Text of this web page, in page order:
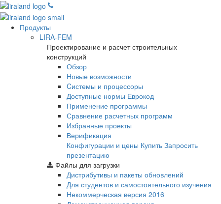
Продукты
LIRA-FEM
Проектирование и расчет строительных
конструкций
Обзор
Новые возможности
Cистемы и процессоры
Доступные нормы Еврокод
Применение программы
Сравнение расчетных программ
Избранные проекты
Верификация
Конфигурации и цены Купить Запросить
презентацию
Файлы для загрузки
Дистрибутивы и пакеты обновлений
Для студентов и самостоятельного изучения
Некоммерческая версия 2016